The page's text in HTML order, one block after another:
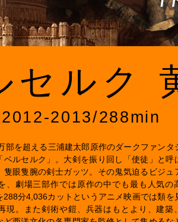
セルク
2013/288min
部を超える三浦建太郎原作のダークファンタ
ベルセルク」。大剣を振り回し「使徒」と呼
隻眼隻腕の剣士ガッツ。その鬼気迫るビジュ
、劇場三部作では原作の中でも最も人気の
288分4,036カットというアニメ映画では類を
現。また剣術や鎧、兵器はもとより、建築